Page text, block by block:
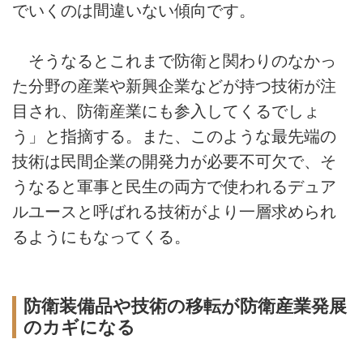
でいくのは間違いない傾向です。
そうなるとこれまで防衛と関わりのなかっ
た分野の産業や新興企業などが持つ技術が注
目され、防衛産業にも参入してくるでしょ
う」と指摘する。また、このような最先端の
技術は民間企業の開発力が必要不可欠で、そ
うなると軍事と民生の両方で使われるデュア
ルユースと呼ばれる技術がより一層求められ
るようにもなってくる。
防衛装備品や技術の移転が防衛産業発展
のカギになる